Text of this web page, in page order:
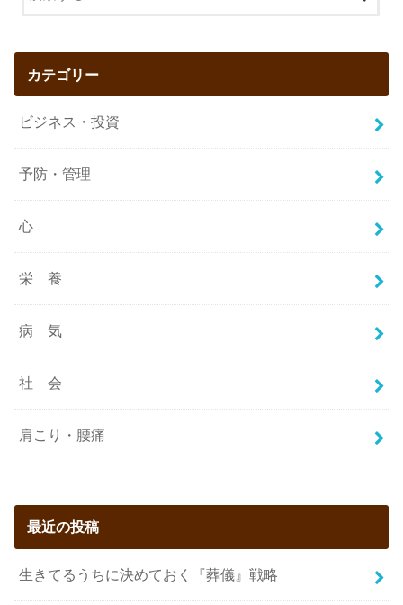
カテゴリー
ビジネス・投資
予防・管理
心
栄 養
病 気
社 会
肩こり・腰痛
最近の投稿
生きてるうちに決めておく『葬儀』戦略